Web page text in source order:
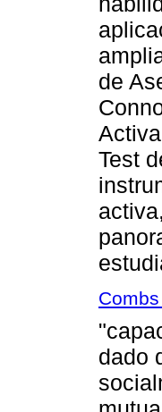
de
Test
dado